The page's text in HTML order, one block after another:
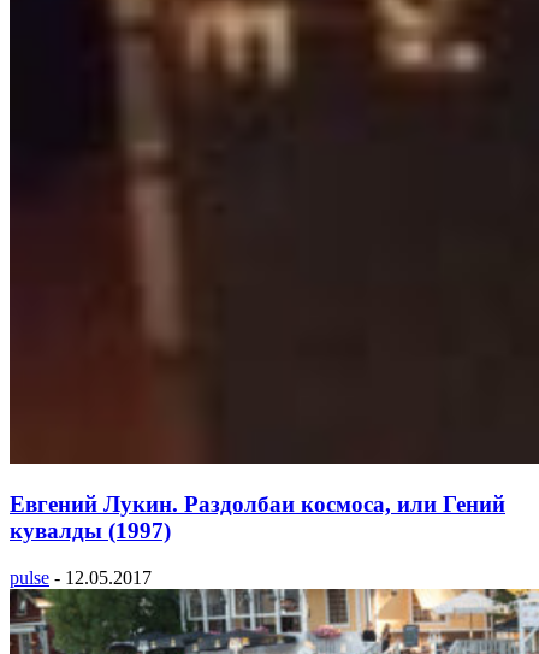
Евгений Лукин. Раздолбаи космоса, или Гений
кувалды (1997)
pulse - 12.05.2017